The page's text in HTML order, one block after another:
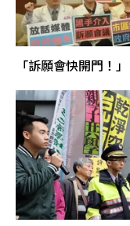
「訴願會快開門！